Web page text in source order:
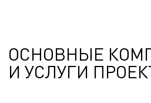
ОСНОВНЫЕ
И УСЛУГИ